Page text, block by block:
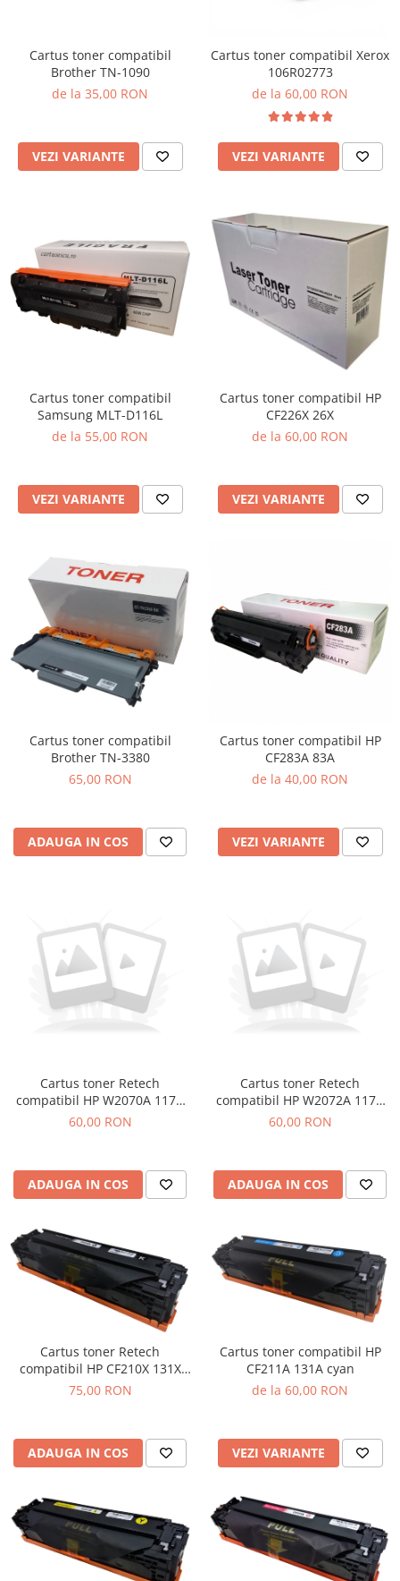
Cartus toner compatibil
Brother TN-1090
de la 35,00 RON
VEZI VARIANTE
Cartus toner compatibil Xerox
106R02773
de la 60,00 RON
VEZI VARIANTE
Cartus toner compatibil
Samsung MLT-D116L
de la 55,00 RON
VEZI VARIANTE
Cartus toner compatibil HP
CF226X 26X
de la 60,00 RON
VEZI VARIANTE
Cartus toner compatibil
Brother TN-3380
65,00 RON
ADAUGA IN COS
Cartus toner compatibil HP
CF283A 83A
de la 40,00 RON
VEZI VARIANTE
Cartus toner Retech
compatibil HP W2070A 117A
black
60,00 RON
ADAUGA IN COS
Cartus toner Retech
compatibil HP W2072A 117A
yellow
60,00 RON
ADAUGA IN COS
Cartus toner Retech
compatibil HP CF210X 131X
black
75,00 RON
ADAUGA IN COS
Cartus toner compatibil HP
CF211A 131A cyan
de la 60,00 RON
VEZI VARIANTE